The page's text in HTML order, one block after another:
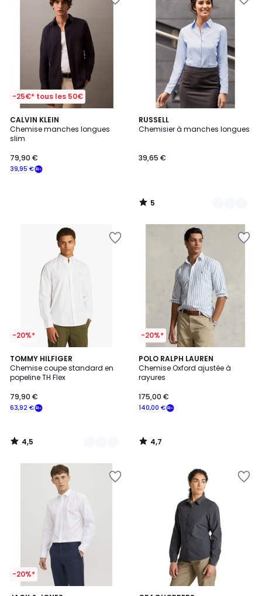
-25€* tous les 50€
CALVIN KLEIN
Chemise manches longues
slim
39,95 €
79,90 €
RUSSELL
Chemisier à manches longues
39,65 €
5
/
2
Couleurs
5
/
-20%*
TOMMY HILFIGER
Chemise coupe standard en
popeline TH Flex
63,92 €
79,90 €
4,5
/ 5
3
Couleurs
4,5
/
-20%*
POLO RALPH LAUREN
Chemise Oxford ajustée à
rayures
140,00 €
175,00 €
4,7
/ 5
4,7
/
-20%*